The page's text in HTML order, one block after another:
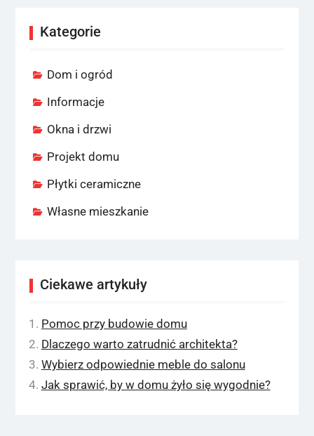
Kategorie
Dom i ogród
Informacje
Okna i drzwi
Projekt domu
Płytki ceramiczne
Własne mieszkanie
Ciekawe artykuły
Pomoc przy budowie domu
Dlaczego warto zatrudnić architekta?
Wybierz odpowiednie meble do salonu
Jak sprawić, by w domu żyło się wygodnie?